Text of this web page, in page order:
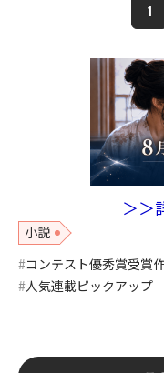
1
＞＞
小説
コンテスト優秀賞受賞
人気連載ピックアップ